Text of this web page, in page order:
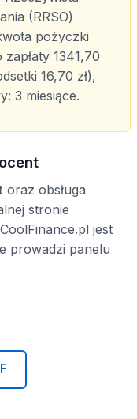
(RRSO)
pożyczki
1341,70
16,70 zł),
3 miesiące.
oraz obsługa
stronie
jest
prowadzi panelu